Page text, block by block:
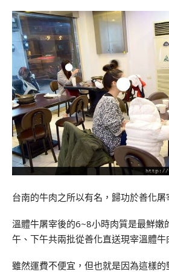
台南的牛肉之所以有名，歸功於善化
溫體牛屠宰後的6~8小時肉質是最鮮嫩
午、下午共兩批從善化直送現宰溫體牛
雖然運費不便宜，但也就是因為這樣